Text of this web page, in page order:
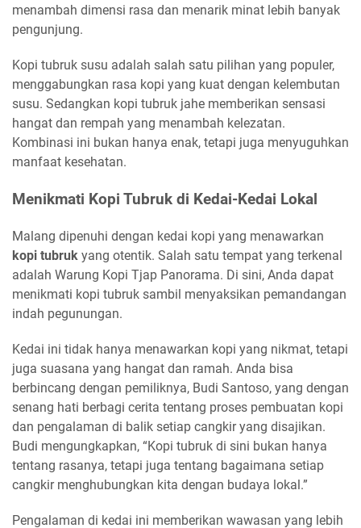
menambah dimensi rasa dan menarik minat lebih banyak
pengunjung.
Kopi tubruk susu adalah salah satu pilihan yang populer,
menggabungkan rasa kopi yang kuat dengan kelembutan
susu. Sedangkan kopi tubruk jahe memberikan sensasi
hangat dan rempah yang menambah kelezatan.
Kombinasi ini bukan hanya enak, tetapi juga menyuguhkan
manfaat kesehatan.
Menikmati Kopi Tubruk di Kedai-Kedai Lokal
Malang dipenuhi dengan kedai kopi yang menawarkan
kopi tubruk yang otentik. Salah satu tempat yang terkenal
adalah Warung Kopi Tjap Panorama. Di sini, Anda dapat
menikmati kopi tubruk sambil menyaksikan pemandangan
indah pegunungan.
Kedai ini tidak hanya menawarkan kopi yang nikmat, tetapi
juga suasana yang hangat dan ramah. Anda bisa
berbincang dengan pemiliknya, Budi Santoso, yang dengan
senang hati berbagi cerita tentang proses pembuatan kopi
dan pengalaman di balik setiap cangkir yang disajikan.
Budi mengungkapkan, “Kopi tubruk di sini bukan hanya
tentang rasanya, tetapi juga tentang bagaimana setiap
cangkir menghubungkan kita dengan budaya lokal.”
Pengalaman di kedai ini memberikan wawasan yang lebih